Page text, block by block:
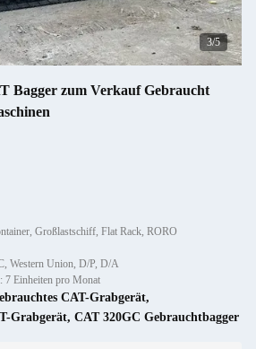
4/5
Bagger zum Verkauf Gebraucht
Großlastschiff, Flat Rack, RORO
Western Union, D/P, D/A
7 Einheiten pro Monat
CAT-Grabgerät,
Grabgerät, CAT 320GC Gebrauchtbagger